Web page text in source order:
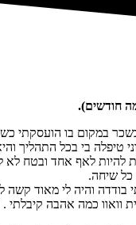
במקום בו הועסקתי
טיפלה בי בכל התהליך
יחסית צעיר 52), והבעיות
כל שיחה.
בודדה והיה לי מאוד
כמה אהבה קיבלתי .